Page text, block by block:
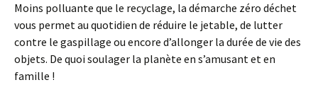
Moins polluante que le recyclage, la démarche zéro déchet
vous permet au quotidien de réduire le jetable, de lutter
contre le gaspillage ou encore d’allonger la durée de vie des
objets. De quoi soulager la planète en s’amusant et en
famille !